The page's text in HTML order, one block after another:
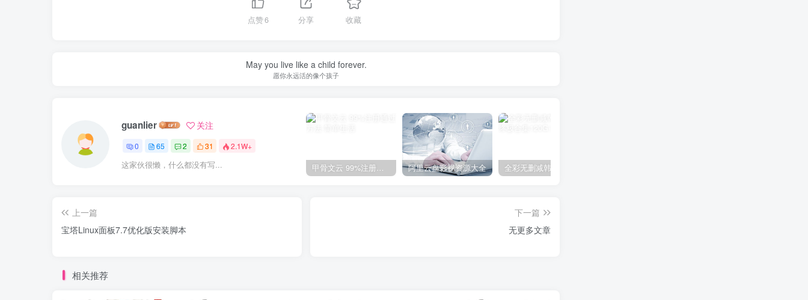
点赞6 分享 收藏
May you live like a child forever.
愿你永远活的像个孩子
guanlier 关注
0 65 2 31 2.1W+
这家伙很懒，什么都没有写... 阿里云盘影视资源大全
上一篇
宝塔Linux面板7.7优化版安装脚本
下一篇
无更多文章
相关推荐